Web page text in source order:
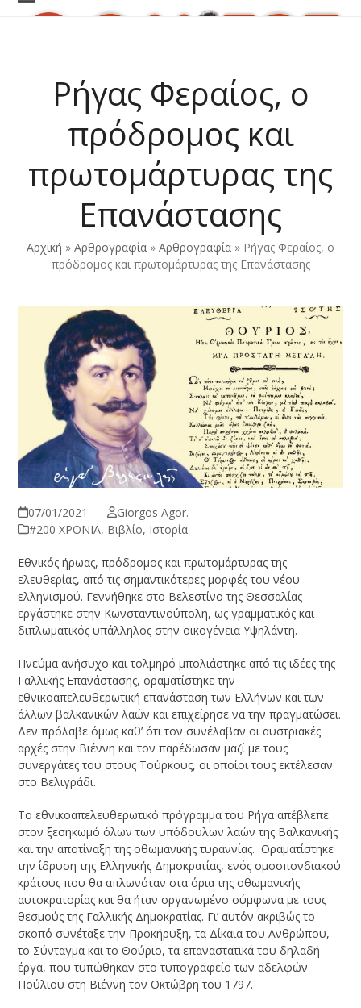
Skip
Open
Close
Ρήγας Φεραίος, ο
πρόδρομος και
πρωτομάρτυρας της
Επανάστασης
Αρχική » Αρθρογραφία » Αρθρογραφία » Ρήγας Φεραίος, ο
πρόδρομος και πρωτομάρτυρας της Επανάστασης
07/01/2021
Giorgos Agor.
#200 ΧΡΟΝΙΑ, Βιβλίο, Ιστορία
Εθνικός ήρωας, πρόδρομος και πρωτομάρτυρας της
ελευθερίας, από τις σημαντικότερες μορφές του νέου
ελληνισμού. Γεννήθηκε στο Βελεστίνο της Θεσσαλίας
εργάστηκε στην Κωνσταντινούπολη, ως γραμματικός και
διπλωματικός υπάλληλος στην οικογένεια Υψηλάντη.
Πνεύμα ανήσυχο και τολμηρό μπολιάστηκε από τις ιδέες της
Γαλλικής Επανάστασης, οραματίστηκε την
εθνικοαπελευθερωτική επανάσταση των Ελλήνων και των
άλλων βαλκανικών λαών και επιχείρησε να την πραγματώσει.
Δεν πρόλαβε όμως καθ’ ότι τον συνέλαβαν οι αυστριακές
αρχές στην Βιέννη και τον παρέδωσαν μαζί με τους
συνεργάτες του στους Τούρκους, οι οποίοι τους εκτέλεσαν
στο Βελιγράδι.
Το εθνικοαπελευθερωτικό πρόγραμμα του Ρήγα απέβλεπε
στον ξεσηκωμό όλων των υπόδουλων λαών της Βαλκανικής
και την αποτίναξη της οθωμανικής τυραννίας. Οραματίστηκε
την ίδρυση της Ελληνικής Δημοκρατίας, ενός ομοσπονδιακού
κράτους που θα απλωνόταν στα όρια της οθωμανικής
αυτοκρατορίας και θα ήταν οργανωμένο σύμφωνα με τους
θεσμούς της Γαλλικής Δημοκρατίας. Γι’ αυτόν ακριβώς το
σκοπό συνέταξε την Προκήρυξη, τα Δίκαια του Ανθρώπου,
το Σύνταγμα και το Θούριο, τα επαναστατικά του δηλαδή
έργα, που τυπώθηκαν στο τυπογραφείο των αδελφών
Πούλιου στη Βιέννη τον Οκτώβρη του 1797.